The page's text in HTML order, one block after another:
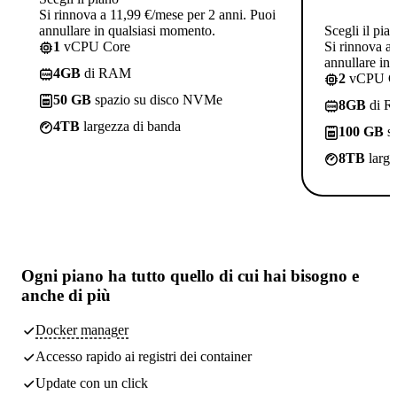
Si rinnova a 11,99 €/mese per 2 anni. Puoi
annullare in qualsiasi momento.
1 vCPU Core
4GB di RAM
50 GB spazio su disco NVMe
4TB largezza di banda
Scegli il
Si rinnova a
annullare in
2 vCPU
8GB di
100 GB
8TB
Ogni piano ha tutto quello di cui hai bisogno e
anche di più
Docker manager
Accesso rapido ai registri dei container
Update con un click